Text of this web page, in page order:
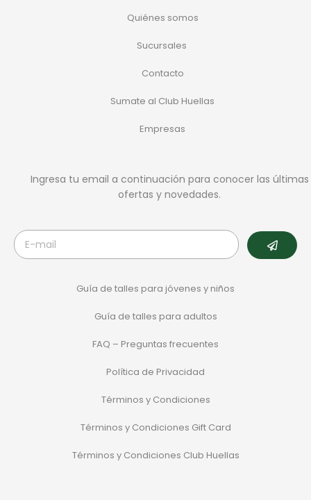
Quiénes somos
Sucursales
Contacto
Sumate al Club Huellas
Empresas
Ingresa tu email a continuación para conocer las últimas
ofertas y novedades.
Guía de talles para jóvenes y niños
Guía de talles para adultos
FAQ – Preguntas frecuentes
Política de Privacidad
Términos y Condiciones
Términos y Condiciones Gift Card
Términos y Condiciones Club Huellas